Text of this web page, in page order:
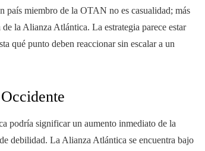
país miembro de la OTAN no es casualidad; más
la Alianza Atlántica. La estrategia parece estar
qué punto deben reaccionar sin escalar a un
podría significar un aumento inmediato de la
debilidad. La Alianza Atlántica se encuentra bajo